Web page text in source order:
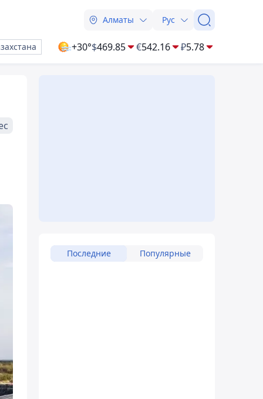
Алматы Рус
+30°$469.85 €542.16 ₽5.78
Последние Популярные